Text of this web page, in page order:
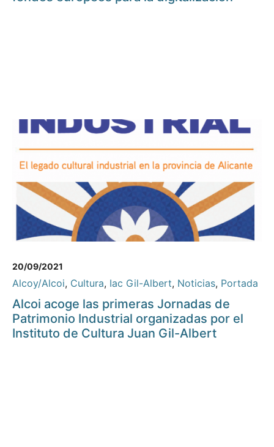
20/09/2021
Alcoy/Alcoi, Cultura, Iac Gil-Albert, Noticias, Portada
Alcoi acoge las primeras Jornadas de
Patrimonio Industrial organizadas por el
Instituto de Cultura Juan Gil-Albert